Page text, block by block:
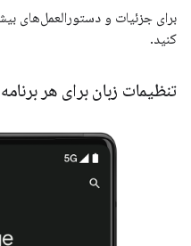
برای جزئیات و دستورالعمل‌های
کنید.
تنظیمات زبان برای هر برنامه